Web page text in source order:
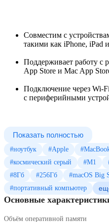
Совместим с
такими как iPhone, iPad
Поддерживает работу с
App Store и Mac App
Подключение через Wi-
с периферийными
Показать полностью
#ноутбук #Apple
#космический серый
#M1
#8Гб
#256Гб #macOS Big
#портативный компьютер
Основные
Объём оперативной памяти